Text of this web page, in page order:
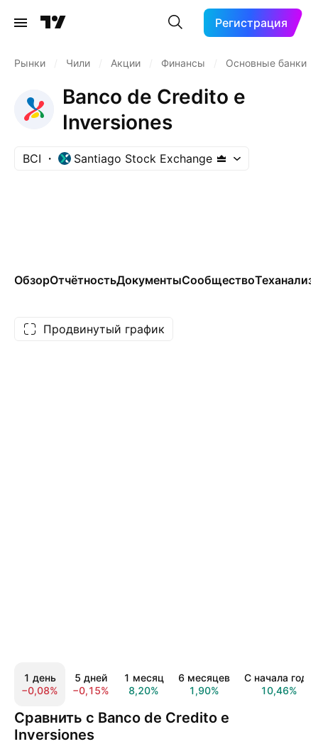
Регистрация
Рынки Чили Акции Финансы Основные банки
Banco de Credito e
Inversiones
BCI Santiago Stock Exchange
ОбзорОтчётностьДокументыСообществоТеханализ
Продвинутый график
1 день
−0,08%
5 дней
−0,15%
1 месяц
8,20%
6 месяцев
1,90%
С начала года
10,46%
Сравнить с Banco de Credito e
Inversiones